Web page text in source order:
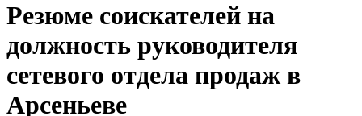
Резюме соискателей на
должность руководителя
сетевого отдела продаж в
Арсеньеве